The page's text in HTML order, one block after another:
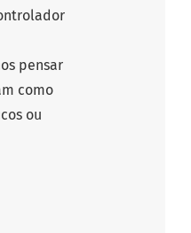
pensar
como
ou